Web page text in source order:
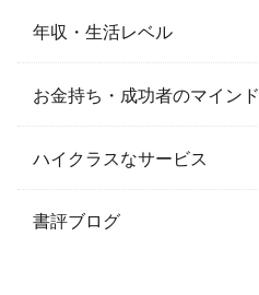
年収・生活レベル
お金持ち・成功者のマインド
ハイクラスなサービス
書評ブログ